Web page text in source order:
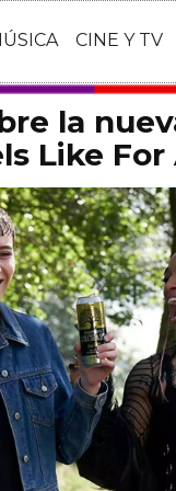
CINE Y TV
la
Like For